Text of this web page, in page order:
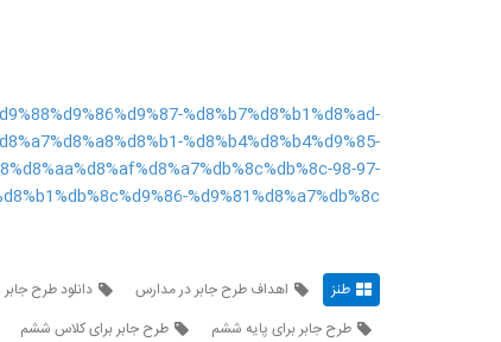
%d8%b7%d8%b1%d8%ad-
%d8%b4%d8%b4%d9%85-
98-97-
%d9%81%d8%a7%db%8c/
طنز اهداف طرح جابر در مدارس دانلود طرح
طرح جابر برای پایه ششم
طرح جابر برای کلاس ششم